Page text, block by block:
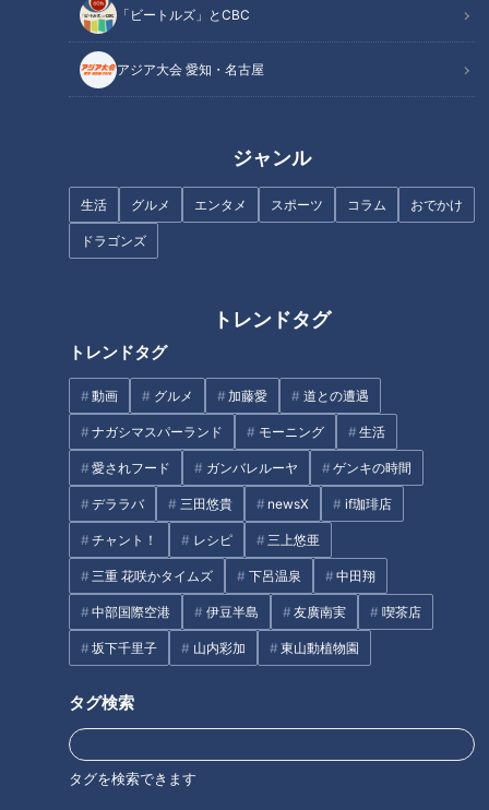
「ビートルズ」とCBC
アジア大会 愛知・名古屋
ジャンル
生活 グルメ エンタメ スポーツ コラム おでかけ
ドラゴンズ
トレンドタグ
トレンドタグ
動画 グルメ 加藤愛 道との遭遇
ナガシマスパーランド モーニング 生活
愛されフード ガンバレルーヤ ゲンキの時間
デララバ 三田悠貴 newsX if珈琲店
チャント！ レシピ 三上悠亜
三重 花咲かタイムズ 下呂温泉 中田翔
中部国際空港 伊豆半島 友廣南実 喫茶店
坂下千里子 山内彩加 東山動植物園
タグ検索
タグを検索できます
がつかないことになるそうです。
突然変異で生まれたとされ、原産国は不明。
食べて生態系を脅かし、農業被害の恐れがあるため拡大を食い
止める必要があるとのことです。
それにしてもメスだらけでオスがいなくて卵を産むということ
飼えなくなって捨てたら増えてしまい、そして駆除されるのは
外来種に見られる特徴ですが、これも人間のエゴと言えそうで
メスだけで繁殖する生物がここにも
メスだけでこどもを産むという生物ですが、実は他にもいるよ
「昆虫のナナフシの仲間、ナナフシモドキはメスがメスを産ん
で、メスだけで繁殖していく単為生殖です。
が、オスとしての生殖機能は完全に失っていることが研究でわ
かりました」（Bさん）